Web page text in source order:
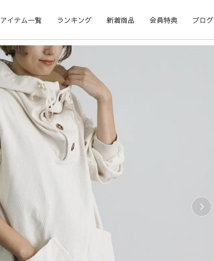
アイテム一覧 ランキング 新着商品 会員特典 ブログ